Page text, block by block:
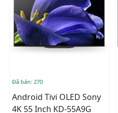
Đã bán: 270
Android Tivi OLED Sony
4K 55 Inch KD-55A9G